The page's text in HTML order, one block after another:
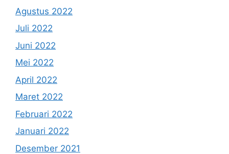
Agustus 2022
Juli 2022
Juni 2022
Mei 2022
April 2022
Maret 2022
Februari 2022
Januari 2022
Desember 2021